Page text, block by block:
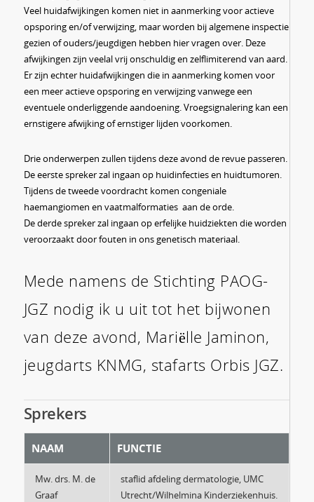
Veel huidafwijkingen komen niet in aanmerking voor actieve
opsporing en/of verwijzing, maar worden bij algemene inspectie
gezien of ouders/jeugdigen hebben hier vragen over. Deze
afwijkingen zijn veelal vrij onschuldig en zelflimiterend van aard.
Er zijn echter huidafwijkingen die in aanmerking komen voor
een meer actieve opsporing en verwijzing vanwege een
eventuele onderliggende aandoening. Vroegsignalering kan een
ernstigere afwijking of ernstiger lijden voorkomen.
Drie onderwerpen zullen tijdens deze avond de revue passeren.
De eerste spreker zal ingaan op huidinfecties en huidtumoren.
Tijdens de tweede voordracht komen congeniale
haemangiomen en vaatmalformaties aan de orde.
De derde spreker zal ingaan op erfelijke huidziekten die worden
veroorzaakt door fouten in ons genetisch materiaal.
Mede namens de Stichting PAOG-
JGZ nodig ik u uit tot het bijwonen
van deze avond, Mariëlle Jaminon,
jeugdarts KNMG, stafarts Orbis JGZ.
Sprekers
NAAM FUNCTIE
Mw. drs. M. de
Graaf
staflid afdeling dermatologie, UMC
Utrecht/Wilhelmina Kinderziekenhuis.